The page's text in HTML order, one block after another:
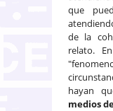
que
de la
relato.
hayan
medios